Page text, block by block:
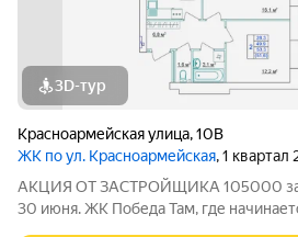
3D-тур
Красноармейская улица,10В
ЖК по ул. Красноармейская, 1 квартал
АКЦИЯ ОТ ЗАСТРОЙЩИКА 105000 за
30 июня. ЖК Победа Там, где